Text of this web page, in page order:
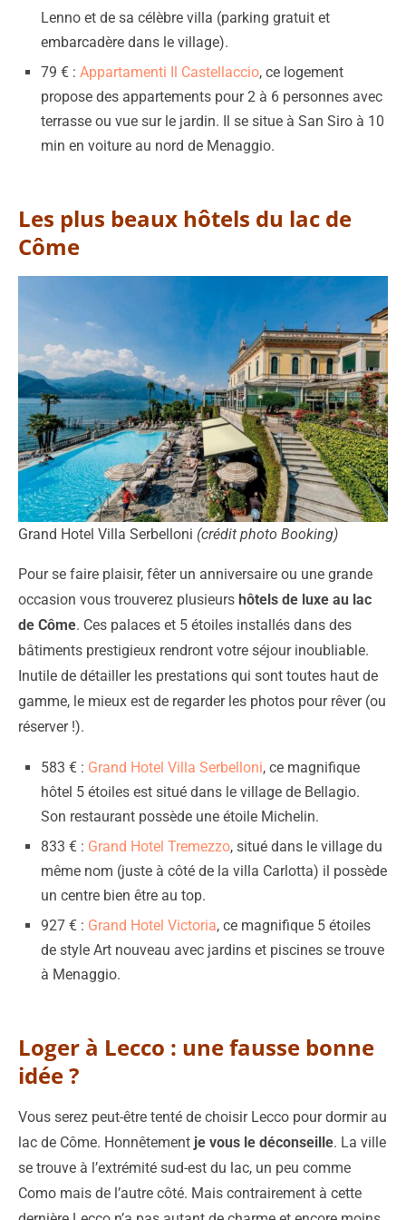
Lenno et de sa célèbre villa (parking gratuit et
embarcadère dans le village).
79 € : Appartamenti Il Castellaccio, ce logement
propose des appartements pour 2 à 6 personnes avec
terrasse ou vue sur le jardin. Il se situe à San Siro à 10
min en voiture au nord de Menaggio.
Les plus beaux hôtels du lac de
Côme
Grand Hotel Villa Serbelloni (crédit photo Booking)
Pour se faire plaisir, fêter un anniversaire ou une grande
occasion vous trouverez plusieurs hôtels de luxe au lac
de Côme. Ces palaces et 5 étoiles installés dans des
bâtiments prestigieux rendront votre séjour inoubliable.
Inutile de détailler les prestations qui sont toutes haut de
gamme, le mieux est de regarder les photos pour rêver (ou
réserver !).
583 € : Grand Hotel Villa Serbelloni, ce magnifique
hôtel 5 étoiles est situé dans le village de Bellagio.
Son restaurant possède une étoile Michelin.
833 € : Grand Hotel Tremezzo, situé dans le village du
même nom (juste à côté de la villa Carlotta) il possède
un centre bien être au top.
927 € : Grand Hotel Victoria, ce magnifique 5 étoiles
de style Art nouveau avec jardins et piscines se trouve
à Menaggio.
Loger à Lecco : une fausse bonne
idée ?
Vous serez peut-être tenté de choisir Lecco pour dormir au
lac de Côme. Honnêtement je vous le déconseille. La ville
se trouve à l’extrémité sud-est du lac, un peu comme
Como mais de l’autre côté. Mais contrairement à cette